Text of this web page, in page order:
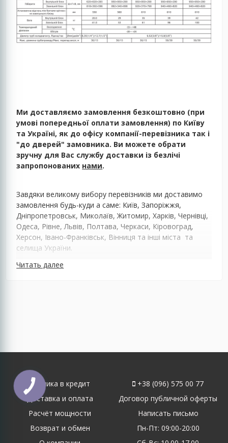
Ми доставляємо замовлення безкоштовно (при
умові попередньої оплати замовлення) по Київу
та Україні, як до офісу компанії-перевізника так і
"до дверей" замовника. Ви можете обрати
зручну для Вас службу доставки із безлічі
запропонованих нами.
Завдяки великому вибору перевізників ми доставимо
замовлення будь-куди а саме: Київ, Запоріжжя,
Дніпропетровськ, Миколаїв, Житомир, Харків, Чернівці,
Одеса, Рівне, Львів, Полтава, Черкаси, Кіровоград,
Херсон, Івано-Франківськ, Вінниця та інші міста та
селища України.
Читать далее
Техника в кредит
Доставка и оплата
Расчёт мощности
Возврат и обмен
+38 (096) 575 00 77
Договор публичной оферты
Написать письмо
Пн-Пт: 09:00-20:00